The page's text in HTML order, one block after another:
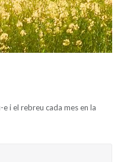
i el rebreu cada mes en la